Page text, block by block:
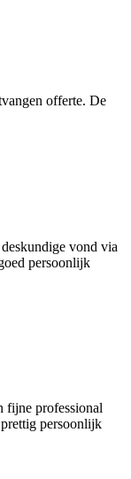
offerte. De
vond via
persoonlijk
fijne professional
persoonlijk